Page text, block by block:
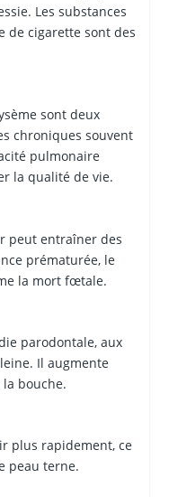
Les substances
de cigarette sont des
sont deux
chroniques souvent
pulmonaire
la qualité de vie.
peut entraîner des
prématurée, le
la mort fœtale.
parodontale, aux
Il augmente
bouche.
plus rapidement, ce
peau terne.